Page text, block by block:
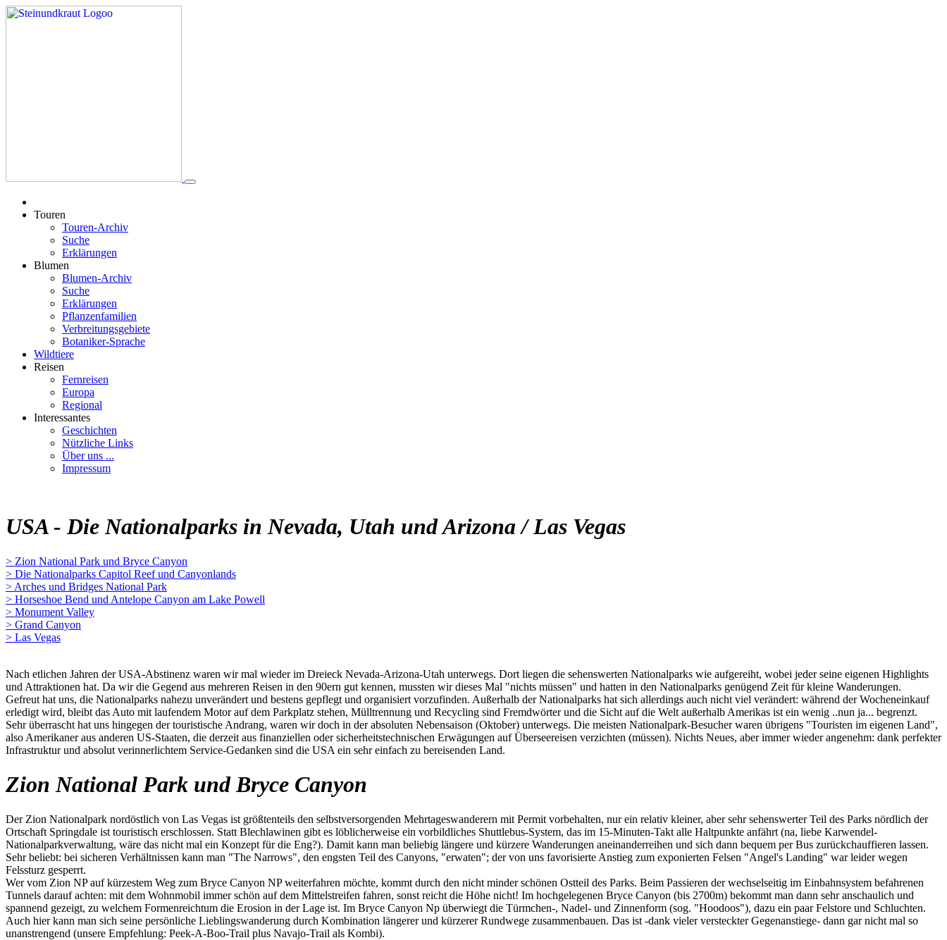
Touren
Touren-Archiv
Suche
Erklärungen
Blumen
Blumen-Archiv
Suche
Erklärungen
Pflanzenfamilien
Verbreitungsgebiete
Botaniker-Sprache
Wildtiere
Reisen
Fernreisen
Europa
Regional
Interessantes
Geschichten
Nützliche Links
Über uns ...
Impressum
USA - Die Nationalparks in Nevada, Utah und Arizona / Las Vegas
> Zion National Park und Bryce Canyon
> Die Nationalparks Capitol Reef und Canyonlands
> Arches und Bridges National Park
> Horseshoe Bend und Antelope Canyon am Lake Powell
> Monument Valley
> Grand Canyon
> Las Vegas
Nach etlichen Jahren der USA-Abstinenz waren wir mal wieder im Dreieck Nevada-Arizona-Utah unterwegs. Dort liegen die sehenswerten Nationalparks wie aufgereiht, wobei jeder seine eigenen Highlights
und Attraktionen hat. Da wir die Gegend aus mehreren Reisen in den 90ern gut kennen, mussten wir dieses Mal "nichts müssen" und hatten in den Nationalparks genügend Zeit für kleine Wanderungen.
Gefreut hat uns, die Nationalparks nahezu unverändert und bestens gepflegt und organisiert vorzufinden. Außerhalb der Nationalparks hat sich allerdings auch nicht viel verändert: während der Wocheneinkauf
erledigt wird, bleibt das Auto mit laufendem Motor auf dem Parkplatz stehen, Mülltrennung und Recycling sind Fremdwörter und die Sicht auf die Welt außerhalb Amerikas ist ein wenig ..nun ja... begrenzt.
Sehr überrascht hat uns hingegen der touristische Andrang, waren wir doch in der absoluten Nebensaison (Oktober) unterwegs. Die meisten Nationalpark-Besucher waren übrigens "Touristen im eigenen Land",
also Amerikaner aus anderen US-Staaten, die derzeit aus finanziellen oder sicherheitstechnischen Erwägungen auf Überseereisen verzichten (müssen). Nichts Neues, aber immer wieder angenehm: dank perfekter
Infrastruktur und absolut verinnerlichtem Service-Gedanken sind die USA ein sehr einfach zu bereisenden Land.
Zion National Park und Bryce Canyon
Der Zion Nationalpark nordöstlich von Las Vegas ist größtenteils den selbstversorgenden Mehrtageswanderern mit Permit vorbehalten, nur ein relativ kleiner, aber sehr sehenswerter Teil des Parks nördlich der
Ortschaft Springdale ist touristisch erschlossen. Statt Blechlawinen gibt es löblicherweise ein vorbildliches Shuttlebus-System, das im 15-Minuten-Takt alle Haltpunkte anfährt (na, liebe Karwendel-
Nationalparkverwaltung, wäre das nicht mal ein Konzept für die Eng?). Damit kann man beliebig längere und kürzere Wanderungen aneinanderreihen und sich dann bequem per Bus zurückchauffieren lassen.
Sehr beliebt: bei sicheren Verhältnissen kann man "The Narrows", den engsten Teil des Canyons, "erwaten"; der von uns favorisierte Anstieg zum exponierten Felsen "Angel's Landing" war leider wegen
Felssturz gesperrt.
Wer vom Zion NP auf kürzestem Weg zum Bryce Canyon NP weiterfahren möchte, kommt durch den nicht minder schönen Ostteil des Parks. Beim Passieren der wechselseitig im Einbahnsystem befahrenen
Tunnels darauf achten: mit dem Wohnmobil immer schön auf dem Mittelstreifen fahren, sonst reicht die Höhe nicht! Im hochgelegenen Bryce Canyon (bis 2700m) bekommt man dann sehr anschaulich und
spannend gezeigt, zu welchem Formenreichtum die Erosion in der Lage ist. Im Bryce Canyon Np überwiegt die Türmchen-, Nadel- und Zinnenform (sog. "Hoodoos"), dazu ein paar Felstore und Schluchten.
Auch hier kann man sich seine persönliche Lieblingswanderung durch Kombination längerer und kürzerer Rundwege zusammenbauen. Das ist -dank vieler versteckter Gegenanstiege- dann gar nicht mal so
unanstrengend (unsere Empfehlung: Peek-A-Boo-Trail plus Navajo-Trail als Kombi).